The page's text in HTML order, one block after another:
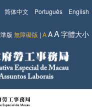
English
Português
简体中文
版 無障礙版 | AAA字體大小